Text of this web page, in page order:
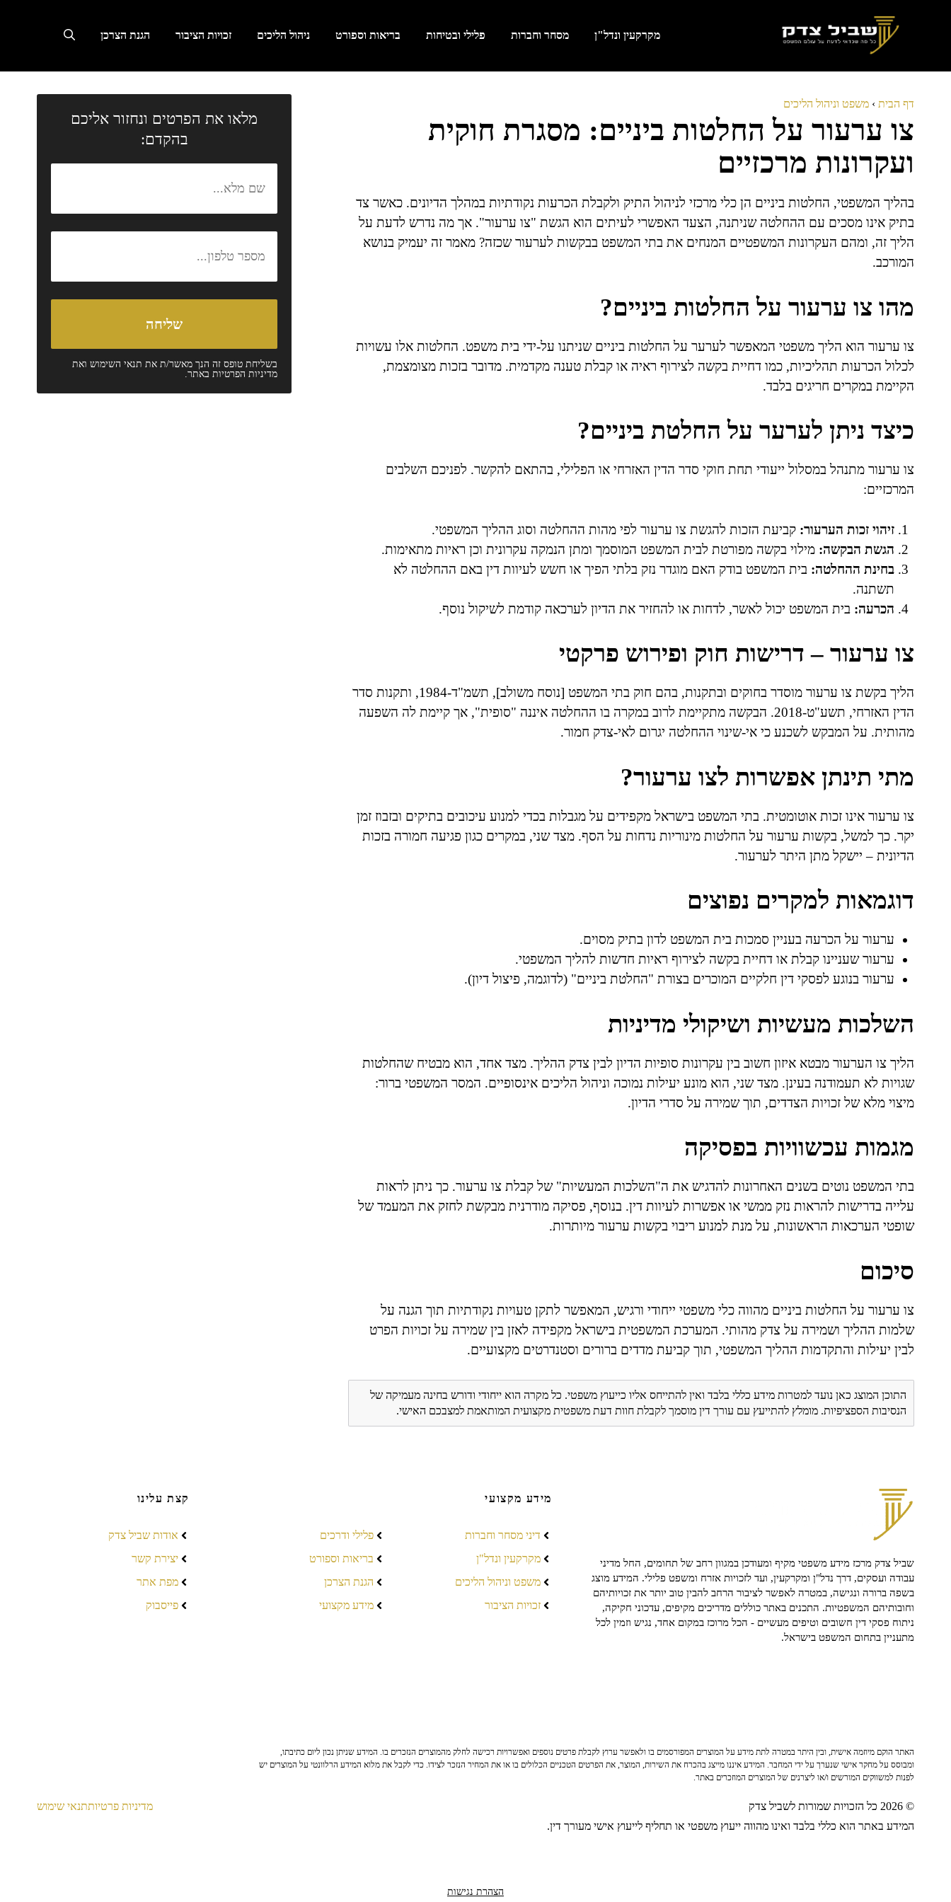
מקרקעין ונדל"ן מסחר וחברות פלילי ובטיחות בריאות וספורט ניהול הליכים זכויות הציבור הגנת הצרכן
דף הבית › משפט וניהול הליכים
צו ערעור על החלטות ביניים: מסגרת חוקית
ועקרונות מרכזיים
בהליך המשפטי, החלטות ביניים הן כלי מרכזי לניהול התיק ולקבלת הכרעות נקודתיות במהלך הדיונים. כאשר צד
בתיק אינו מסכים עם ההחלטה שניתנה, הצעד האפשרי לעיתים הוא הגשת "צו ערעור". אך מה נדרש לדעת על
הליך זה, ומהם העקרונות המשפטיים המנחים את בתי המשפט בבקשות לערעור שכזה? מאמר זה יעמיק בנושא
המורכב.
מהו צו ערעור על החלטות ביניים?
צו ערעור הוא הליך משפטי המאפשר לערער על החלטות ביניים שניתנו על-ידי בית משפט. החלטות אלו עשויות
לכלול הכרעות תהליכיות, כמו דחיית בקשה לצירוף ראיה או קבלת טענה מקדמית. מדובר בזכות מצומצמת,
הקיימת במקרים חריגים בלבד.
כיצד ניתן לערער על החלטת ביניים?
צו ערעור מתנהל במסלול ייעודי תחת חוקי סדר הדין האזרחי או הפלילי, בהתאם להקשר. לפניכם השלבים
המרכזיים:
זיהוי זכות הערעור: קביעת הזכות להגשת צו ערעור לפי מהות ההחלטה וסוג ההליך המשפטי.
הגשת הבקשה: מילוי בקשה מפורטת לבית המשפט המוסמך ומתן הנמקה עקרונית וכן ראיות מתאימות.
בחינת ההחלטה: בית המשפט בודק האם מוגדר נזק בלתי הפיך או חשש לעיוות דין באם ההחלטה לא
תשתנה.
הכרעה: בית המשפט יכול לאשר, לדחות או להחזיר את הדיון לערכאה קודמת לשיקול נוסף.
צו ערעור – דרישות חוק ופירוש פרקטי
הליך בקשת צו ערעור מוסדר בחוקים ובתקנות, בהם חוק בתי המשפט [נוסח משולב], תשמ"ד-1984, ותקנות סדר
הדין האזרחי, תשע"ט-2018. הבקשה מתקיימת לרוב במקרה בו ההחלטה איננה "סופית", אך קיימת לה השפעה
מהותית. על המבקש לשכנע כי אי-שינוי ההחלטה יגרום לאי-צדק חמור.
מתי תינתן אפשרות לצו ערעור?
צו ערעור אינו זכות אוטומטית. בתי המשפט בישראל מקפידים על מגבלות בכדי למנוע עיכובים בתיקים ובזבוז זמן
יקר. כך למשל, בקשות ערעור על החלטות מינוריות נדחות על הסף. מצד שני, במקרים כגון פגיעה חמורה בזכות
הדיונית – יישקל מתן היתר לערעור.
דוגמאות למקרים נפוצים
ערעור על הכרעה בעניין סמכות בית המשפט לדון בתיק מסוים.
ערעור שעניינו קבלת או דחיית בקשה לצירוף ראיות חדשות להליך המשפטי.
ערעור בנוגע לפסקי דין חלקיים המוכרים בצורת "החלטת ביניים" (לדוגמה, פיצול דיון).
השלכות מעשיות ושיקולי מדיניות
הליך צו הערעור מבטא איזון חשוב בין עקרונות סופיות הדיון לבין צדק ההליך. מצד אחד, הוא מבטיח שהחלטות
שגויות לא תעמודנה בעינן. מצד שני, הוא מונע יעילות נמוכה וניהול הליכים אינסופיים. המסר המשפטי ברור:
מיצוי מלא של זכויות הצדדים, תוך שמירה על סדרי הדיון.
מגמות עכשוויות בפסיקה
בתי המשפט נוטים בשנים האחרונות להדגיש את ה"השלכות המעשיות" של קבלת צו ערעור. כך ניתן לראות
עלייה בדרישות להראות נזק ממשי או אפשרות לעיוות דין. בנוסף, פסיקה מודרנית מבקשת לחזק את המעמד של
שופטי הערכאות הראשונות, על מנת למנוע ריבוי בקשות ערעור מיותרות.
סיכום
צו ערעור על החלטות ביניים מהווה כלי משפטי ייחודי ורגיש, המאפשר לתקן טעויות נקודתיות תוך הגנה על
שלמות ההליך ושמירה על צדק מהותי. המערכת המשפטית בישראל מקפידה לאזן בין שמירה על זכויות הפרט
לבין יעילות והתקדמות ההליך המשפטי, תוך קביעת מדדים ברורים וסטנדרטים מקצועיים.
התוכן המוצג כאן נועד למטרות מידע כללי בלבד ואין להתייחס אליו כייעוץ משפטי. כל מקרה הוא ייחודי ודורש בחינה מעמיקה של
הנסיבות הספציפיות. מומלץ להתייעץ עם עורך דין מוסמך לקבלת חוות דעת משפטית מקצועית המותאמת למצבכם האישי.
מלאו את הפרטים ונחזור אליכם
בהקדם:
בשליחת טופס זה הנך מאשר/ת את תנאי השימושואת
מדיניות הפרטיותבאתר.
שביל צדק מרכז מידע משפטי מקיף ומעודכן במגוון רחב של תחומים, החל מדיני
עבודה ועסקים, דרך נדל"ן ומקרקעין, ועד לזכויות אזרח ומשפט פלילי. המידע מוצג
בשפה ברורה ונגישה, במטרה לאפשר לציבור הרחב להבין טוב יותר את זכויותיהם
וחובותיהם המשפטיות. התכנים באתר כוללים מדריכים מקיפים, עדכוני חקיקה,
ניתוח פסקי דין חשובים וטיפים מעשיים - הכל מרוכז במקום אחד, נגיש וזמין לכל
מתעניין בתחום המשפט בישראל.
מידע מקצועי
דיני מסחר וחברות
מקרקעין ונדל"ן
משפט וניהול הליכים
זכויות הציבור
פלילי ודרכים
בריאות וספורט
הגנת הצרכן
מידע מקצועי
קצת עלינו
אודות שביל צדק
יצירת קשר
מפת אתר
פייסבוק
האתר הוקם מיוזמה אישית, ובין היתר במטרה לתת מידע על המוצרים המפורסמים בו ולאפשר ערוץ לקבלת פרטים נוספים ואפשרויות רכישה לחלק מהמוצרים הנזכרים בו. המידע שניתן נכון ליום כתיבתו,
ומבוסס על מחקר אישי שנערך על ידי המחבר. המידע איננו מייצג בהכרח את השירות, המוצר, את הפרטים הטכניים הכלולים בו או את המחיר הנזכר לצידו. כדי לקבל את מלוא המידע הרלוונטי על המוצרים יש
לפנות למשווקים המורשים ו/או ליצרנים של המוצרים המוזכרים באתר.
© 2026 כל הזכויות שמורות לשביל צדק
המידע באתר הוא כללי בלבד ואינו מהווה ייעוץ משפטי או תחליף לייעוץ אישי מעורך דין.
מדיניות פרטיותתנאי שימוש
הצהרת נגישות